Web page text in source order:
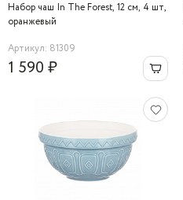
Набор чаш In The Forest, 12 см, 4 шт,
оранжевый
Артикул: 81309
1 590 ₽